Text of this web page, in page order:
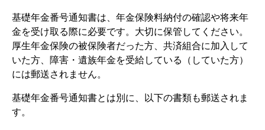
基礎年金番号通知書は、年金保険料納付の確認や将来年
金を受け取る際に必要です。大切に保管してください。
厚生年金保険の被保険者だった方、共済組合に加入して
いた方、障害・遺族年金を受給している（していた方）
には郵送されません。
基礎年金番号通知書とは別に、以下の書類も郵送されま
す。